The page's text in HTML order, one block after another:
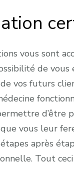
vous sont
de
vos futurs
d’être
vous leur
après
Tout